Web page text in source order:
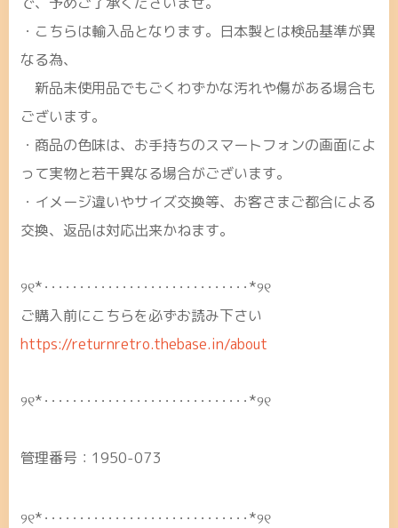
・こちらは輸入品となります。日本製とは検品基準が異
なる為、
新品未使用品でもごくわずかな汚れや傷がある場合も
ございます。
・商品の色味は、お手持ちのスマートフォンの画面によ
って実物と若干異なる場合がございます。
・イメージ違いやサイズ交換等、お客さまご都合による
交換、返品は対応出来かねます。
୨୧*･････････････････････････････*୨୧
ご購入前にこちらを必ずお読み下さい
https://returnretro.thebase.in/about
୨୧*･････････････････････････････*୨୧
管理番号：1950-073
୨୧*･････････････････････････････*୨୧